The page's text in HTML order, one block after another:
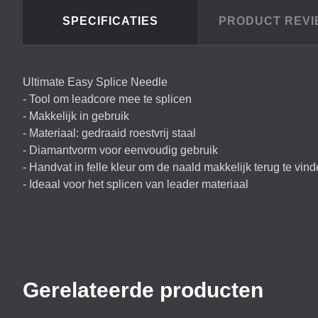
SPECIFICATIES PRODUCT
Ultimate Easy Splice Needle
- Tool om leadcore mee te splicen
- Makkelijk in gebruik
- Materiaal: gedraaid roestvrij staal
- Diamantvorm voor eenvoudig gebruik
- Handvat in felle kleur om de naald makkelijk terug te
- Ideaal voor het splicen van leader materiaal
Gerelateerde producten